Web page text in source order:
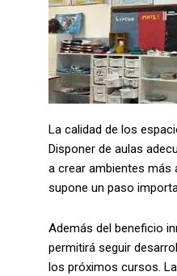
La calidad de los
Disponer de aulas
a crear ambientes más
supone un paso
Además del beneficio
permitirá seguir
los próximos cursos.